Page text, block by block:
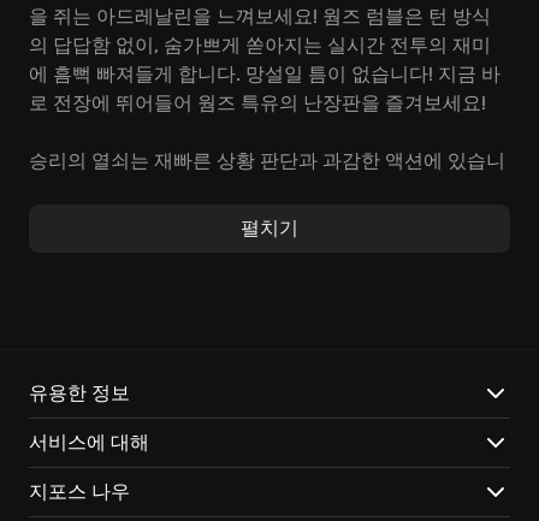
을 쥐는 아드레날린을 느껴보세요! 웜즈 럼블은 턴 방식
의 답답함 없이, 숨가쁘게 쏟아지는 실시간 전투의 재미
에 흠뻑 빠져들게 합니다. 망설일 틈이 없습니다! 지금 바
로 전장에 뛰어들어 웜즈 특유의 난장판을 즐겨보세요!
승리의 열쇠는 재빠른 상황 판단과 과감한 액션에 있습니
웜즈 전통의 무기들을 자유자재로 다뤄야 합니다. 든든한
심장이 쫄깃해지는 실시간 난투:뻔한 턴 방식은 이제 잊
으세요! 잠시도 방심할 수 없는 실시간 전투가 눈앞에서
펼쳐집니다.
개성 넘치는 무기고:
펼치기
유용한 정보
서비스에 대해
지포스 나우